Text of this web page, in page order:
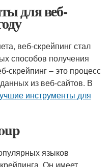
для веб-
веб-скрейпинг стал
способов получения
скрейпинг – это процесс
из веб-сайтов. В
инструменты для
языков